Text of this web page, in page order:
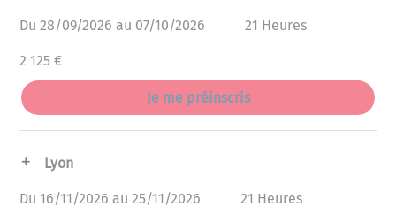
Du 28/09/2026 au 07/10/2026 21 Heures
2 125 €
Je me préinscris
Lyon
Du 16/11/2026 au 25/11/2026 21 Heures